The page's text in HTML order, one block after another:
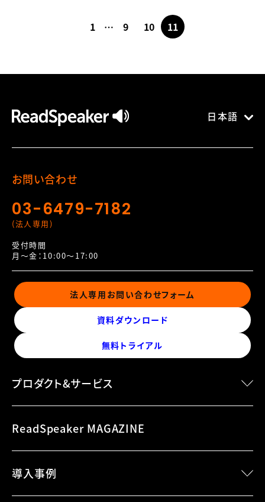
1 … 9 10 11
日本語
お問い合わせ
03-6479-7182
(法人専用)
受付時間
月～金：10:00～17:00
法人専用お問い合わせフォーム
資料ダウンロード
無料トライアル
プロダクト&サービス
speechMaker Cloud
speechEngine SDK Embedded
speechServer
ReadSpeaker MAGAZINE
導入事例